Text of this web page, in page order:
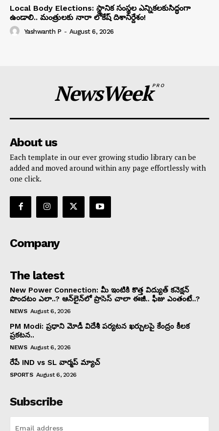
Local Body Elections: స్థానిక సంస్థల ఎన్నికలకుసిద్ధంగా
ఉండాలి.. మంత్రులకు నారా లోకేష్ దిశానిర్దేశం!
Yashwanth P - August 6, 2026
NewsWeekPRO
About us
Each template in our ever growing studio library can be
added and moved around within any page effortlessly with
one click.
Company
The latest
New Power Connection: మీ ఇంటికి కొత్త విద్యుత్ కనెక్షన్
పొందటం ఎలా..? ఆన్‌లైన్‌లో ప్రాసెస్ చాలా ఈజీ.. ఫీజు ఎంతంటే..?
NEWS August 6, 2026
PM Modi: ప్రధాని మోడీ విదేశీ పర్యటన ఖర్చులపై కేంద్రం కీలక
ప్రకటన..
NEWS August 6, 2026
రేపే IND vs SL వార్మప్ మ్యాచ్
SPORTS August 6, 2026
Subscribe